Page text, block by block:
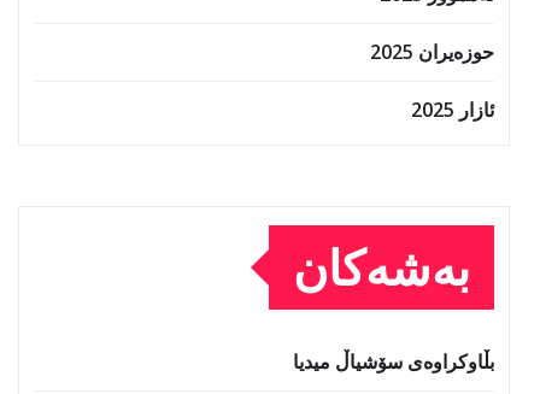
حوزه‌یران 2025
ئازار 2025
بەشەکان
بڵاوکراوەی سۆشیاڵ میدیا